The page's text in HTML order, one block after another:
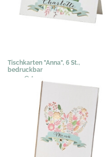
Tischkarten "Anna", 6 St.,
bedruckbar
3,07 € *